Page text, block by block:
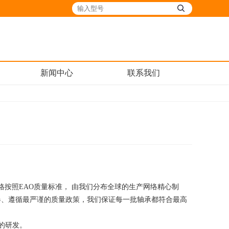
新闻中心 联系我们
照EAO质量标准， 由我们分布全球的生产网络精心制
遵循最严谨的质量政策，我们保证每一批轴承都符合最高
研发。